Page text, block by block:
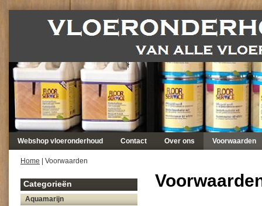
Webshop vloeronderhoud Contact Over ons Voorwaarden
Home | Voorwaarden
Categorieën
Aquamarijn